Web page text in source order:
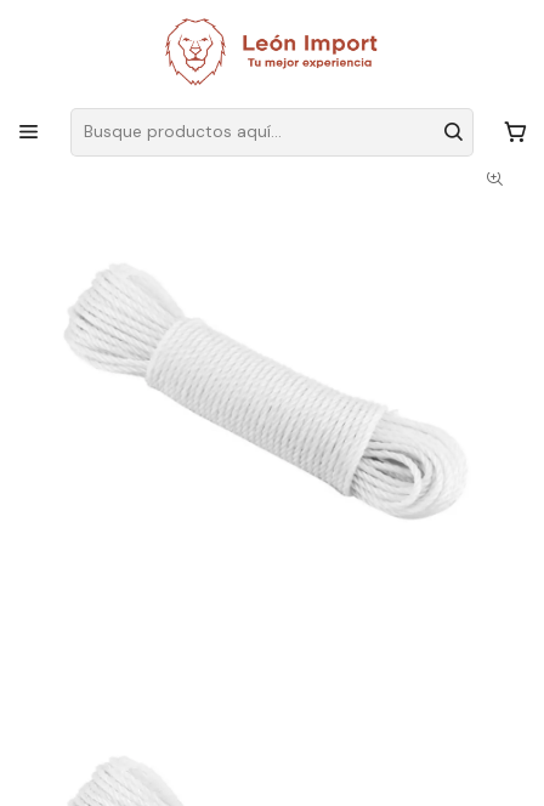
Envíos GRATIS
Herramientas Accesorios y Complementos
Cuerda Cordel Multifuncional Fina de 30m